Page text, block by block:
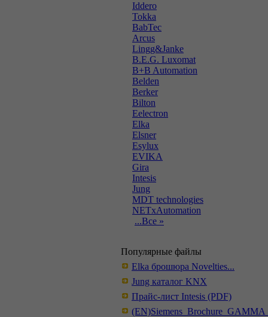
Iddero
Tokka
BabTec
Arcus
Lingg&Janke
B.E.G. Luxomat
B+B Automation
Belden
Berker
Bilton
Eelectron
Elka
Elsner
Esylux
EVIKA
Gira
Intesis
Jung
MDT technologies
NETxAutomation
...Все »
Популярные файлы
Elka брошюра Novelties...
Jung каталог KNX
Прайс-лист Intesis (PDF)